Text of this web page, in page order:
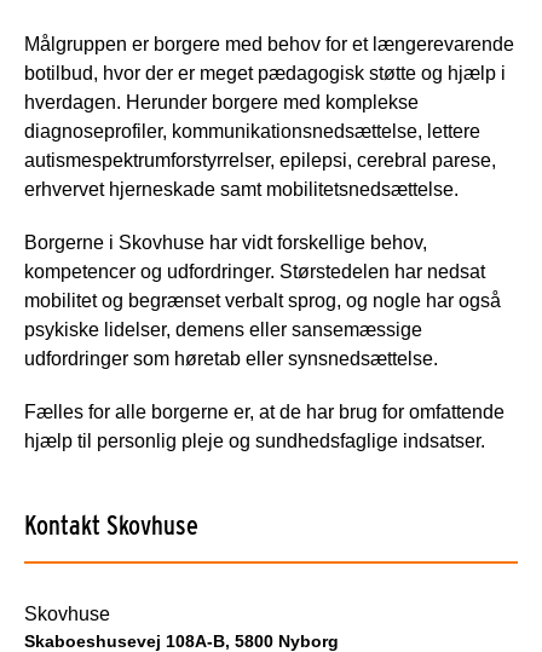
Målgruppen er borgere med behov for et længerevarende
botilbud, hvor der er meget pædagogisk støtte og hjælp i
hverdagen. Herunder borgere med komplekse
diagnoseprofiler, kommunikationsnedsættelse, lettere
autismespektrumforstyrrelser, epilepsi, cerebral parese,
erhvervet hjerneskade samt mobilitetsnedsættelse.
Borgerne i Skovhuse har vidt forskellige behov,
kompetencer og udfordringer. Størstedelen har nedsat
mobilitet og begrænset verbalt sprog, og nogle har også
psykiske lidelser, demens eller sansemæssige
udfordringer som høretab eller synsnedsættelse.
Fælles for alle borgerne er, at de har brug for omfattende
hjælp til personlig pleje og sundhedsfaglige indsatser.
Kontakt Skovhuse
Skovhuse
Skaboeshusevej 108A-B, 5800 Nyborg